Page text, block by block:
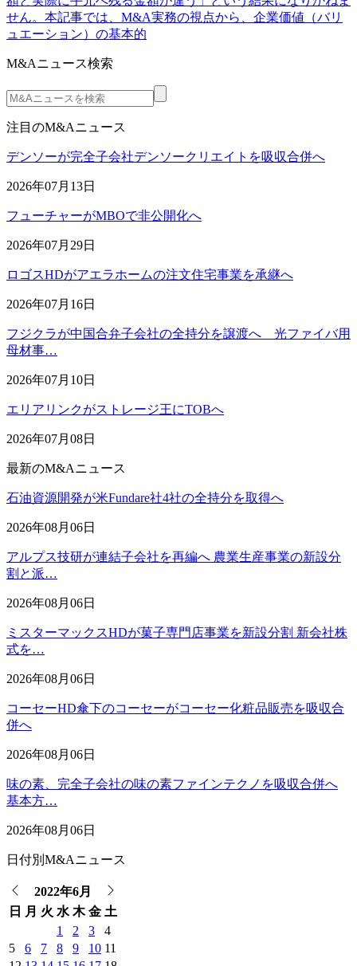
せん。本記事では、M&A実務の視点から、企業価値（バリ
ュエーション）の基本的
M&Aニュース検索
注目のM&Aニュース
デンソーが完全子会社デンソークリエイトを吸収合併へ
2026年07月13日
フューチャーがMBOで非公開化へ
2026年07月29日
ロゴスHDがアエラホームの注文住宅事業を承継へ
2026年07月16日
フジクラが中国合弁子会社の全持分を譲渡へ 光ファイバ用
母材事…
2026年07月10日
エリアリンクがストレージ王にTOBへ
2026年07月08日
最新のM&Aニュース
石油資源開発が米Fundare社4社の全持分を取得へ
2026年08月06日
アルプス技研が連結子会社を再編へ 農業生産事業の新設分
割と派…
2026年08月06日
ミスターマックスHDが菓子専門店事業を新設分割 新会社株
式を…
2026年08月06日
コーセーHD傘下のコーセーがコーセー化粧品販売を吸収合
併へ
2026年08月06日
味の素、完全子会社の味の素ファインテクノを吸収合併へ
基本方…
2026年08月06日
日付別M&Aニュース
2022年6月
日
月 火 水 木 金 土
1
2 3
4
5
6 7 8 9 10 11